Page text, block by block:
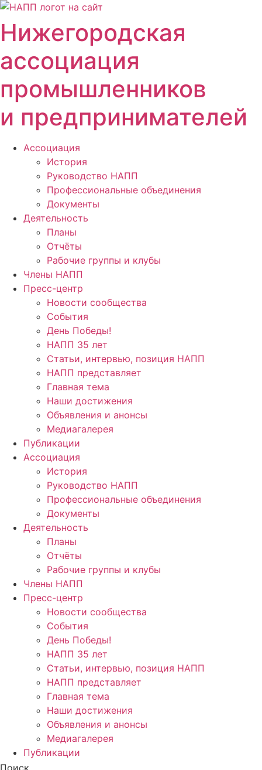
Перейти
содержимому
Нижегородская
ассоциация
промышленников
и предпринимателей
Ассоциация
История
Руководство НАПП
Профессиональные объединения
Документы
Деятельность
Планы
Отчёты
Рабочие группы и клубы
Члены НАПП
Пресс-центр
Новости сообщества
События
День Победы!
НАПП 35 лет
Статьи, интервью, позиция НАПП
НАПП представляет
Главная тема
Наши достижения
Объявления и анонсы
Медиагалерея
Публикации
Ассоциация
История
Руководство НАПП
Профессиональные объединения
Документы
Деятельность
Планы
Отчёты
Рабочие группы и клубы
Члены НАПП
Пресс-центр
Новости сообщества
События
День Победы!
НАПП 35 лет
Статьи, интервью, позиция НАПП
НАПП представляет
Главная тема
Наши достижения
Объявления и анонсы
Медиагалерея
Публикации
Поиск